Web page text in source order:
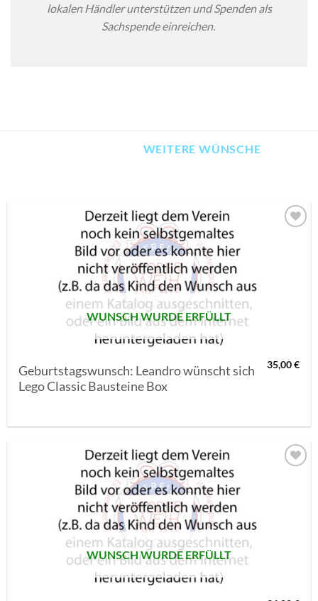
lokalen Händler unterstützen und Spenden als
Sachspende einreichen.
WEITERE WÜNSCHE
WUNSCH WURDE ERFÜLLT
Geburtstagswunsch: Leandro wünscht sich
Lego Classic Bausteine Box
35,00€
WUNSCH WURDE ERFÜLLT